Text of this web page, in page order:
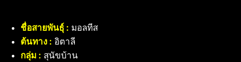
ชื่อสายพันธุ์ : มอลทีส
ต้นทาง : อิตาลี
กลุ่ม : สุนัขบ้าน